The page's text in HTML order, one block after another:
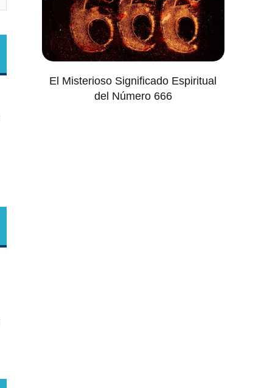
El Misterioso Significado Espiritual
del Número 666